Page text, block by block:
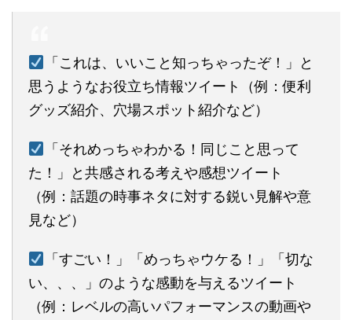
「これは、いいこと知っちゃったぞ！」と
思うようなお役立ち情報ツイート（例：便利
グッズ紹介、穴場スポット紹介など）
「それめっちゃわかる！同じこと思って
た！」と共感される考えや感想ツイート
（例：話題の時事ネタに対する鋭い見解や意
見など）
「すごい！」「めっちゃウケる！」「切な
い、、、」のような感動を与えるツイート
（例：レベルの高いパフォーマンスの動画や